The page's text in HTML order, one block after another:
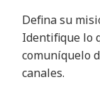
Defina su
Identifique lo
comuníquelo
canales.